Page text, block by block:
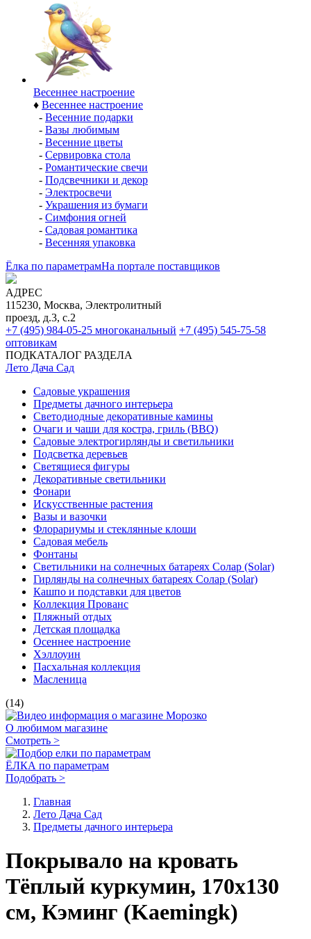
Весеннее настроение
♦ Весеннее настроение
- Весенние подарки
- Вазы любимым
- Весенние цветы
- Сервировка стола
- Романтические свечи
- Подсвечники и декор
- Электросвечи
- Украшения из бумаги
- Симфония огней
- Садовая романтика
- Весенняя упаковка
Ёлка по параметрамНа портале поставщиков
АДРЕС
115230, Москва, Электролитный
проезд, д.3, с.2
+7 (495) 984-05-25 многоканальный +7 (495) 545-75-58
оптовикам
ПОДКАТАЛОГ РАЗДЕЛА
Лето Дача Сад
Садовые украшения
Предметы дачного интерьера
Светодиодные декоративные камины
Очаги и чаши для костра, гриль (BBQ)
Садовые электрогирлянды и светильники
Подсветка деревьев
Светящиеся фигуры
Декоративные светильники
Фонари
Искусственные растения
Вазы и вазочки
Флорариумы и стеклянные клоши
Садовая мебель
Фонтаны
Светильники на солнечных батареях Солар (Solar)
Гирлянды на солнечных батареях Солар (Solar)
Кашпо и подставки для цветов
Коллекция Прованс
Пляжный отдых
Детская площадка
Осеннее настроение
Хэллоуин
Пасхальная коллекция
Масленица
(14)
О любимом магазине
Смотреть >
ЁЛКА по параметрам
Подобрать >
Главная
Лето Дача Сад
Предметы дачного интерьера
Покрывало на кровать
Тёплый куркумин, 170х130
см, Кэминг (Kaemingk)